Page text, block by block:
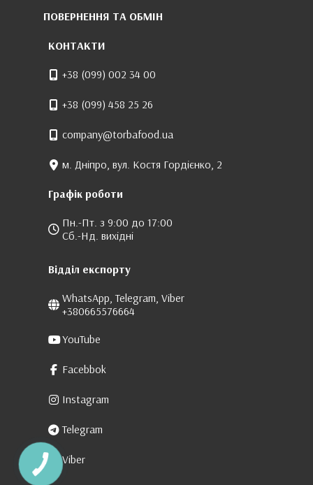
ПОВЕРНЕННЯ ТА ОБМІН
КОНТАКТИ
+38 (099) 002 34 00
+38 (099) 458 25 26
company@torbafood.ua
м. Дніпро, вул. Костя Гордієнко, 2
Графік роботи
Пн.-Пт. з 9:00 до 17:00
Сб.-Нд. вихідні
Відділ експорту
WhatsApp, Telegram, Viber
+380665576664
YouTube
Facebbok
Instagram
Telegram
Viber